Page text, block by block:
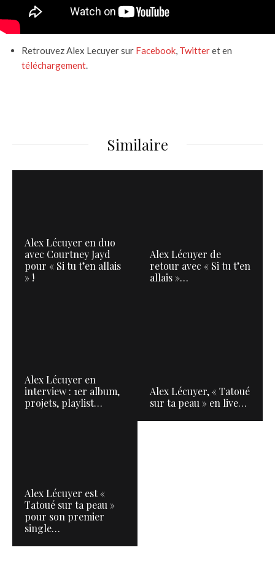
Retrouvez Alex Lecuyer sur Facebook, Twitteret en
téléchargement.
Similaire
Alex Lécuyer en duo
avec Courtney Jayd
pour « Si tu t’en allais
» !
Alex Lécuyer de
retour avec « Si tu t’en
allais »…
Alex Lécuyer en
interview : 1er album,
projets, playlist…
Alex Lécuyer, « Tatoué
sur ta peau » en live…
Alex Lécuyer est «
Tatoué sur ta peau »
pour son premier
single…